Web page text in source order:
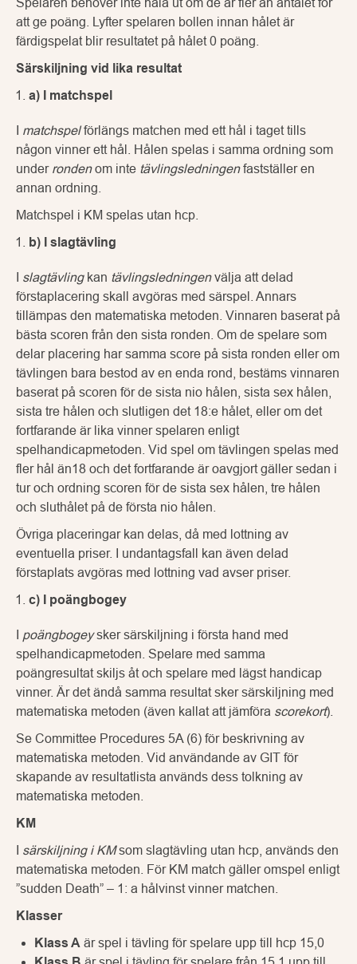
att ge poäng. Lyfter spelaren bollen innan hålet är
färdigspelat blir resultatet på hålet 0 poäng.
Särskiljning vid lika resultat
a) I matchspel
matchspelförlängs matchen med ett hål i taget tills
någon vinner ett hål. Hålen spelas i samma ordning som
under rondenom inte tävlingsledningenfastställer en
annan ordning.
Matchspel i KM spelas utan hcp.
b) I slagtävling
slagtävlingkan tävlingsledningenvälja att delad
förstaplacering skall avgöras med särspel. Annars
tillämpas den matematiska metoden. Vinnaren baserat på
bästa scoren från den sista ronden. Om de spelare som
delar placering har samma score på sista ronden eller om
tävlingen bara bestod av en enda rond, bestäms vinnaren
baserat på scoren för de sista nio hålen, sista sex hålen,
sista tre hålen och slutligen det 18:e hålet, eller om det
fortfarande är lika vinner spelaren enligt
spelhandicapmetoden. Vid spel om tävlingen spelas med
fler hål än18 och det fortfarande är oavgjort gäller sedan i
tur och ordning scoren för de sista sex hålen, tre hålen
och sluthålet på de första nio hålen.
Övriga placeringar kan delas, då med lottning av
eventuella priser. I undantagsfall kan även delad
förstaplats avgöras med lottning vad avser priser.
c) I poängbogey
poängbogeysker särskiljning i första hand med
spelhandicapmetoden. Spelare med samma
poängresultat skiljs åt och spelare med lägst handicap
vinner. Är det ändå samma resultat sker särskiljning med
matematiska metoden (även kallat att jämföra scorekort).
Se Committee Procedures 5A (6) för beskrivning av
matematiska metoden. Vid användande av GIT för
skapande av resultatlista används dess tolkning av
matematiska metoden.
KM
särskiljning i KMsom slagtävling utan hcp, används den
matematiska metoden. För KM match gäller omspel enligt
”sudden Death” – 1: a hålvinst vinner matchen.
Klasser
Klass A är spel i tävling för spelare upp till hcp 15,0